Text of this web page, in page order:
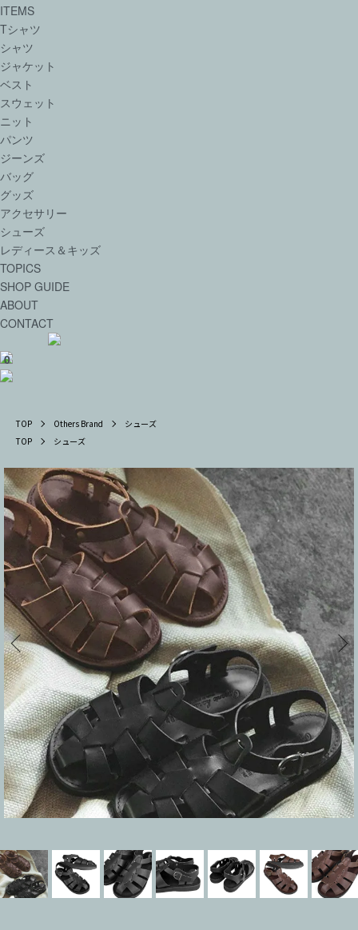
ITEMS
Tシャツ
シャツ
ジャケット
ベスト
スウェット
ニット
パンツ
ジーンズ
バッグ
グッズ
アクセサリー
シューズ
レディース＆キッズ
TOPICS
SHOP GUIDE
ABOUT
CONTACT
0
TOP Others Brand
シューズ
TOP
シューズ